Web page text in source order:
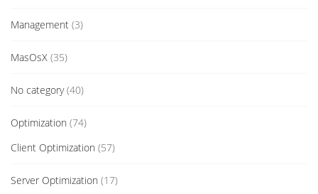
Management (3)
MasOsX (35)
No category(40)
Optimization (74)
Client Optimization (57)
Server Optimization (17)